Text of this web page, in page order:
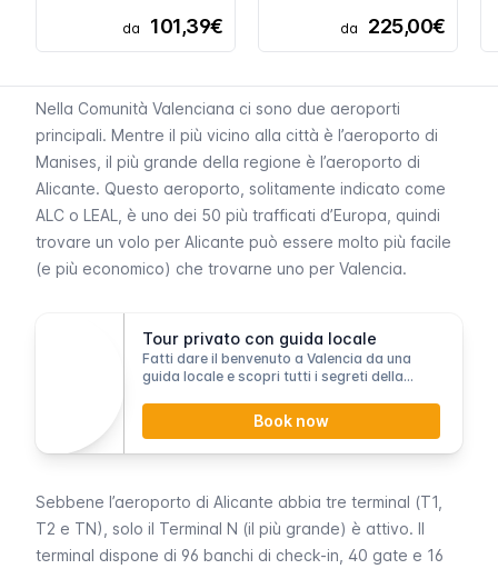
da 101,39€ da 225,00€
Nella Comunità Valenciana ci sono due aeroporti
principali. Mentre il più vicino alla città è l’aeroporto di
Manises , il più grande della regione è l’aeroporto di
Alicante. Questo aeroporto, solitamente indicato come
ALC o LEAL, è uno dei 50 più trafficati d’Europa, quindi
trovare un volo per Alicante può essere molto più facile
(e più economico) che trovarne uno per Valencia.
Tour privato con guida locale
Fatti dare il benvenuto a Valencia da una
guida locale e scopri tutti i segreti della
Book now
Sebbene l’aeroporto di Alicante abbia tre terminal (T1,
T2 e TN), solo il Terminal N (il più grande) è attivo. Il
terminal dispone di 96 banchi di check-in, 40 gate e 16